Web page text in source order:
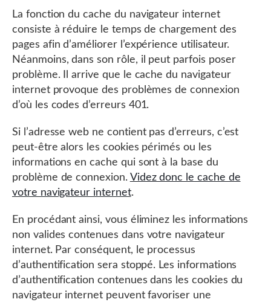
La fonction du cache du navigateur internet
consiste à réduire le temps de chargement des
pages afin d’améliorer l’expérience utilisateur.
Néanmoins, dans son rôle, il peut parfois poser
problème. Il arrive que le cache du navigateur
internet provoque des problèmes de connexion
d’où les codes d’erreurs 401.
Si l’adresse web ne contient pas d’erreurs, c’est
peut-être alors les cookies périmés ou les
informations en cache qui sont à la base du
problème de connexion. Videz donc le cache de
votre navigateur internet.
En procédant ainsi, vous éliminez les informations
non valides contenues dans votre navigateur
internet. Par conséquent, le processus
d’authentification sera stoppé. Les informations
d’authentification contenues dans les cookies du
navigateur internet peuvent favoriser une